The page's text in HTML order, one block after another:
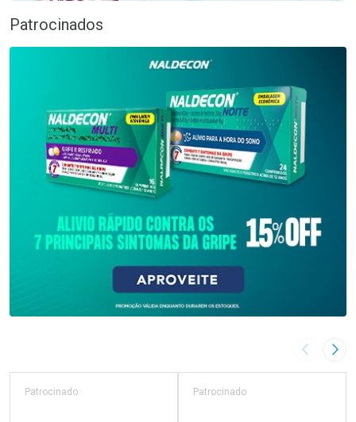
Patrocinados
Imagem
Patrocinado Patrocinado